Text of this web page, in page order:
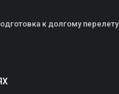
к долгому перелету